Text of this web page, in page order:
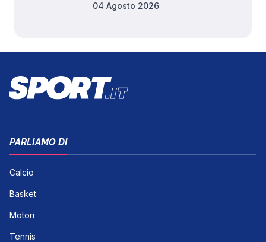
04 Agosto 2026
PARLIAMO DI
Calcio
Basket
Motori
Tennis